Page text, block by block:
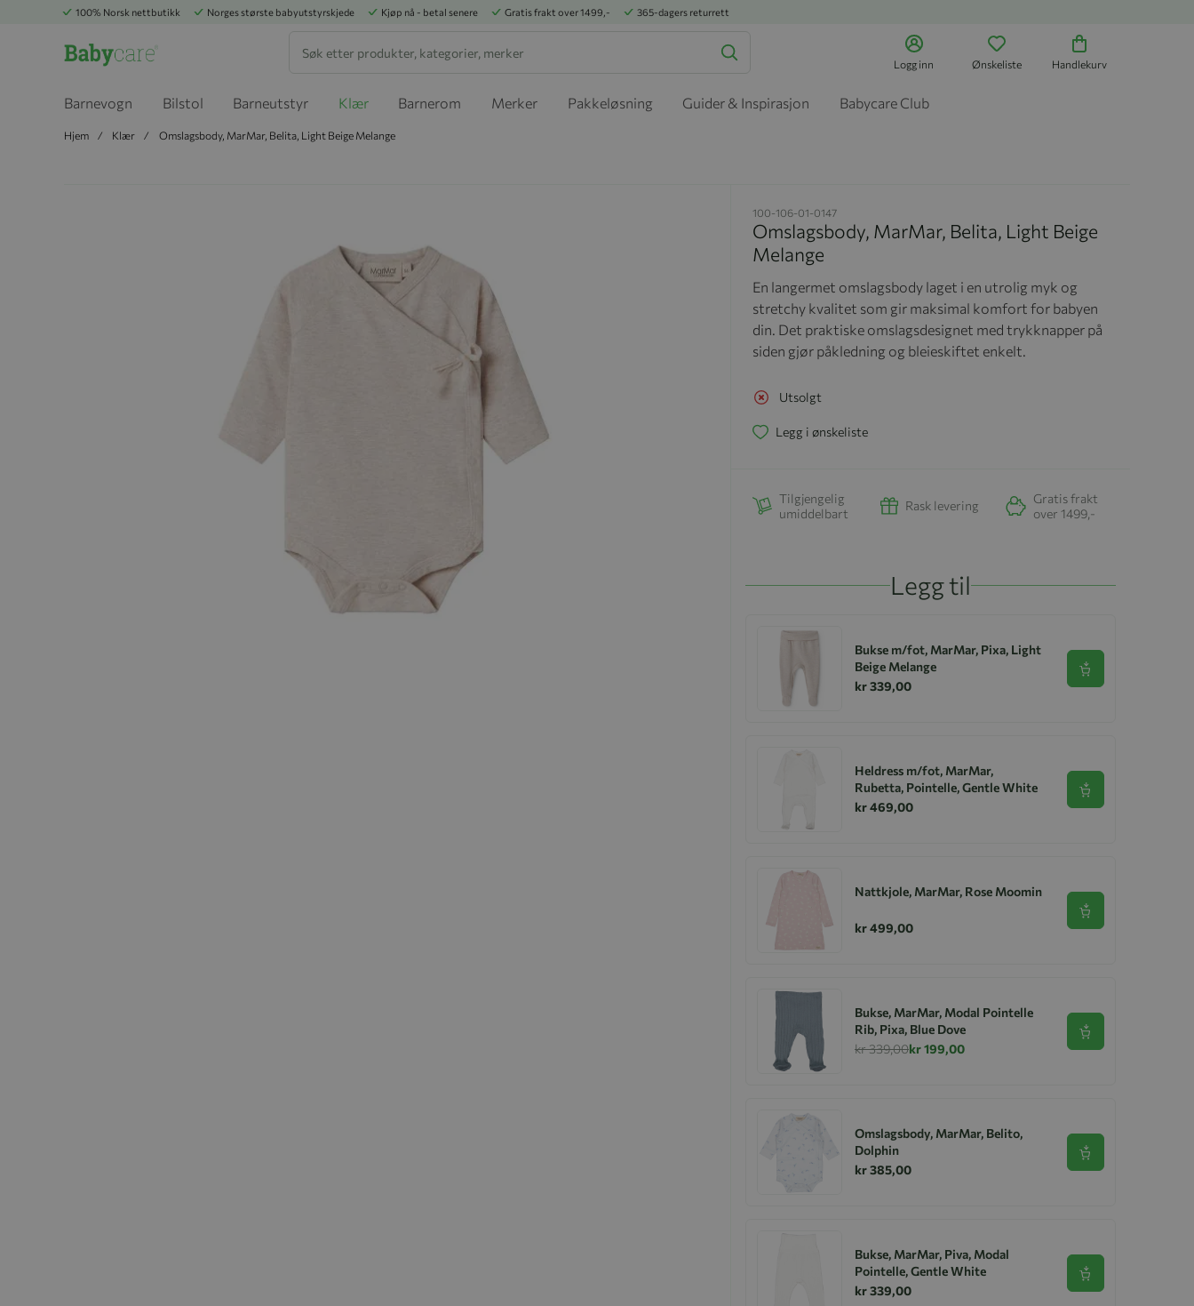
100% Norsk nettbutikk Norges største babyutstyrskjede Kjøp nå - betal senere Gratis frakt over 1499,- 365-dagers returrett
Logg inn Ønskeliste Handlekurv
Barnevogn Bilstol Barneutstyr Klær Barnerom Merker Pakkeløsning Guider & Inspirasjon Babycare Club
Hjem Klær Omslagsbody, MarMar, Belita, Light Beige Melange
100-106-01-0147
Omslagsbody, MarMar, Belita, Light Beige
Melange
En langermet omslagsbody laget i en utrolig myk og
stretchy kvalitet som gir maksimal komfort for babyen
din. Det praktiske omslagsdesignet med trykknapper på
siden gjør påkledning og bleieskiftet enkelt.
Utsolgt
Legg i ønskeliste
Tilgjengelig
umiddelbart
Rask levering
Gratis frakt
over 1499,-
Legg til
Bukse m/fot, MarMar, Pixa, Light
Beige Melange
kr 339,00
Se produkt
Heldress m/fot, MarMar,
Rubetta, Pointelle, Gentle White
kr 469,00
Se produkt
Nattkjole, MarMar, Rose Moomin
kr 499,00
Se produkt
Bukse, MarMar, Modal Pointelle
Rib, Pixa, Blue Dove
kr 339,00kr 199,00
Se produkt
Omslagsbody, MarMar, Belito,
Dolphin
kr 385,00
Se produkt
Bukse, MarMar, Piva, Modal
Pointelle, Gentle White
kr 339,00
Se produkt